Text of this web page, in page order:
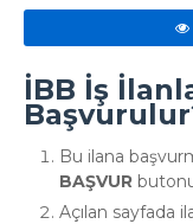
İBB İş
Bu ilana
BAŞVUR
Açılan sayfada